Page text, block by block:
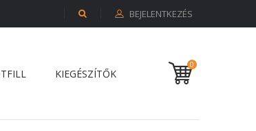
BEJELENTKEZÉS
KIEGÉSZÍTŐK
0